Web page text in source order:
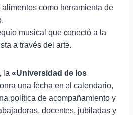
como herramienta de
musical que conectó a la
a través del arte.
la «Universidad de los
una fecha en el calendario,
política de acompañamiento y
docentes, jubiladas y